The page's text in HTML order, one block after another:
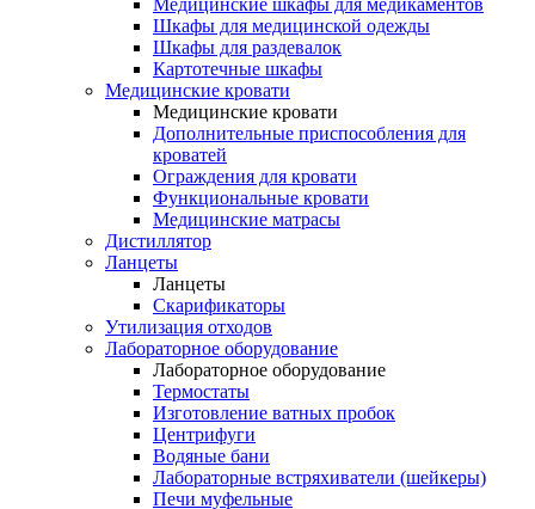
Медицинские шкафы для медикаментов
Шкафы для медицинской одежды
Шкафы для раздевалок
Картотечные шкафы
Медицинские кровати
Медицинские кровати
Дополнительные приспособления для
кроватей
Ограждения для кровати
Функциональные кровати
Медицинские матрасы
Дистиллятор
Ланцеты
Ланцеты
Скарификаторы
Утилизация отходов
Лабораторное оборудование
Лабораторное оборудование
Термостаты
Изготовление ватных пробок
Центрифуги
Водяные бани
Лабораторные встряхиватели (шейкеры)
Печи муфельные